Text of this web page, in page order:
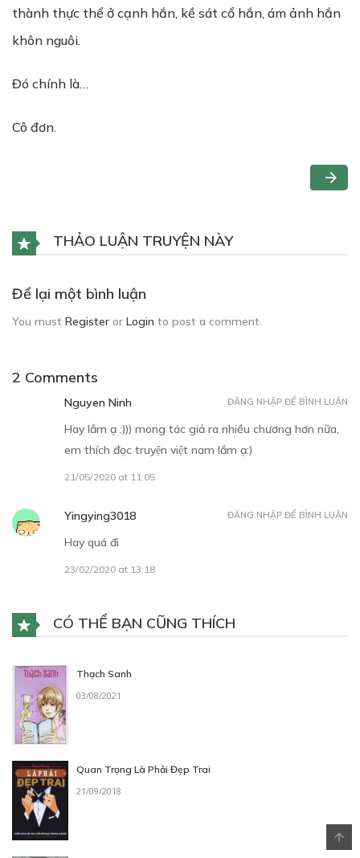
thành thực thể ở cạnh hắn, kề sát cổ hắn, ám ảnh hắn
khôn nguôi.
Đó chính là…
Cô đơn.
THẢO LUẬN TRUYỆN NÀY
Để lại một bình luận
You must Register or Login to post a comment.
2 Comments
Nguyen Ninh
Hay lắm ạ :))) mong tác giả ra nhiều chương hơn nữa,
em thích đọc truyện việt nam lắm ạ:)
21/05/2020 at 11:05
ĐĂNG NHẬP ĐỂ BÌNH LUẬN
Yingying3018
Hay quá đi
23/02/2020 at 13:18
ĐĂNG NHẬP ĐỂ BÌNH LUẬN
CÓ THỂ BẠN CŨNG THÍCH
Thạch Sanh
03/08/2021
Quan Trọng Là Phải Đẹp Trai
21/09/2018